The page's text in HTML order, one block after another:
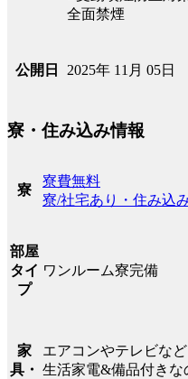
全面禁煙
公開日 2025年 11月 05日
寮・住み込み情報
寮
寮費無料
寮/社宅あり・住み込
部屋
タイ
プ
ワンルーム寮完備
家
具・
エアコンやテレビなど
生活家電&備品付きな